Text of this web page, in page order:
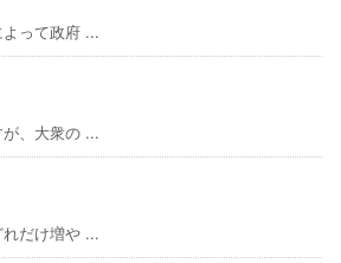
って政府 ...
、大衆の ...
だけ増や ...